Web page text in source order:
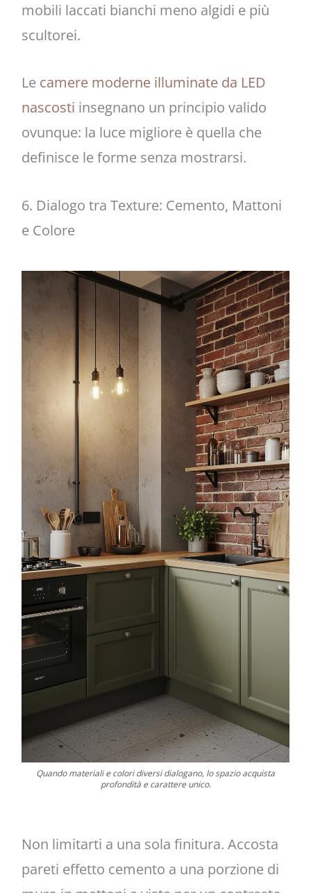
mobili laccati bianchi meno algidi e più
scultorei.
Le camere moderne illuminate da LED
nascosti insegnano un principio valido
ovunque: la luce migliore è quella che
definisce le forme senza mostrarsi.
6. Dialogo tra Texture: Cemento, Mattoni
e Colore
Quando materiali e colori diversi dialogano, lo spazio acquista
profondità e carattere unico.
Non limitarti a una sola finitura. Accosta
pareti effetto cemento a una porzione di